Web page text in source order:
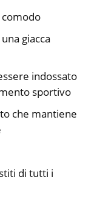
giacca
indossato
sportivo
che mantiene
di tutti i